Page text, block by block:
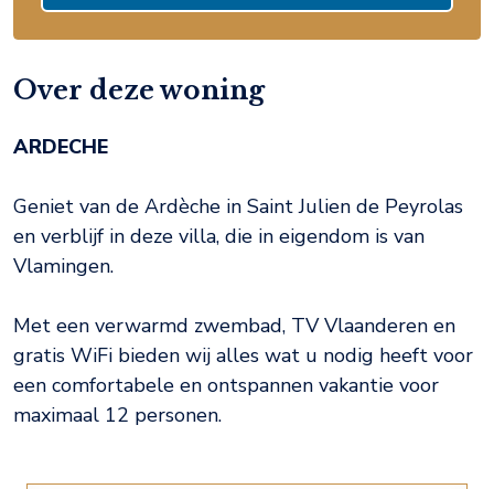
Over deze woning
ARDECHE
Geniet van de Ardèche in Saint Julien de Peyrolas
en verblijf in deze villa, die in eigendom is van
Vlamingen.
Met een verwarmd zwembad, TV Vlaanderen en
gratis WiFi bieden wij alles wat u nodig heeft voor
een comfortabele en ontspannen vakantie voor
maximaal 12 personen.